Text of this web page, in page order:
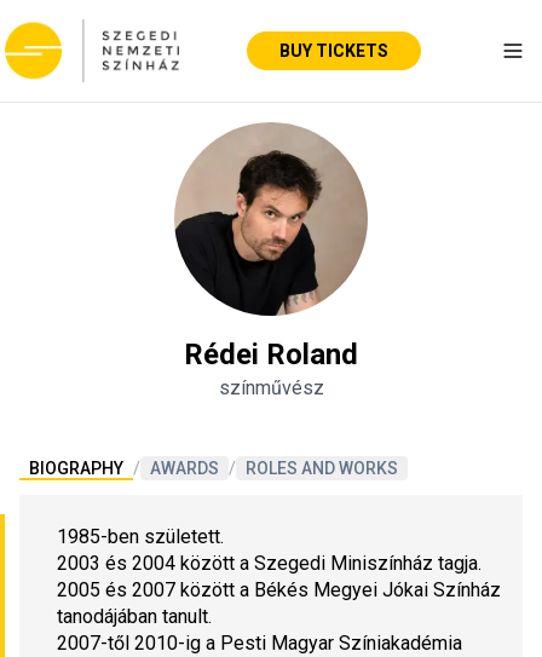
BUY TICKETS
Rédei Roland
színművész
BIOGRAPHY / AWARDS / ROLES AND WORKS
1985-ben született.
2003 és 2004 között a Szegedi Miniszínház tagja.
2005 és 2007 között a Békés Megyei Jókai Színház
tanodájában tanult.
2007-től 2010-ig a Pesti Magyar Színiakadémia